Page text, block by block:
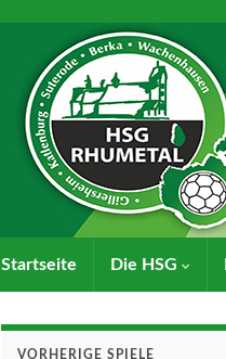
Startseite Die HSG
VORHERIGE SPIELE